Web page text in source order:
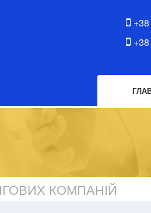
КОМПАНІЙ